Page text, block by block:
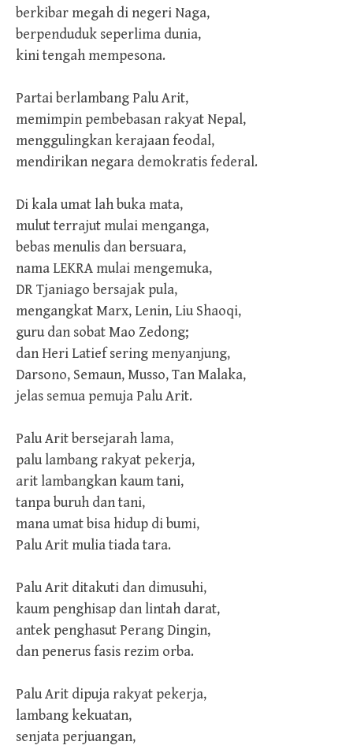
berkibar megah di negeri Naga,
berpenduduk seperlima dunia,
kini tengah mempesona.
Partai berlambang Palu Arit,
memimpin pembebasan rakyat Nepal,
menggulingkan kerajaan feodal,
mendirikan negara demokratis federal.
Di kala umat lah buka mata,
mulut terrajut mulai menganga,
bebas menulis dan bersuara,
nama LEKRA mulai mengemuka,
DR Tjaniago bersajak pula,
mengangkat Marx, Lenin, Liu Shaoqi,
guru dan sobat Mao Zedong;
dan Heri Latief sering menyanjung,
Darsono, Semaun, Musso, Tan Malaka,
jelas semua pemuja Palu Arit.
Palu Arit bersejarah lama,
palu lambang rakyat pekerja,
arit lambangkan kaum tani,
tanpa buruh dan tani,
mana umat bisa hidup di bumi,
Palu Arit mulia tiada tara.
Palu Arit ditakuti dan dimusuhi,
kaum penghisap dan lintah darat,
antek penghasut Perang Dingin,
dan penerus fasis rezim orba.
Palu Arit dipuja rakyat pekerja,
lambang kekuatan,
senjata perjuangan,